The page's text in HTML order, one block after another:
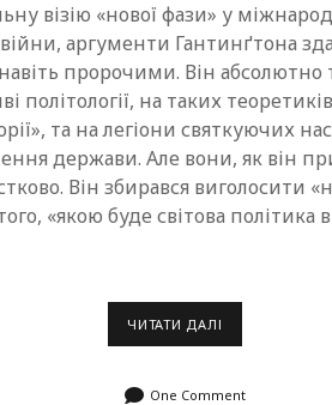
візію «нової фази» у
аргументи Гантинґтона
пророчими. Він абсолютно
політології, на таких
та на легіони святкуючих
держави. Але вони, як він
Він збирався виголосити
«якою буде світова політика
ЧИТАТИ ДАЛІ
One Comment